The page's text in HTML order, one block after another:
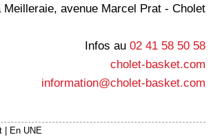
Meilleraie, avenue Marcel Prat - Cholet
Infos au 02 41 58 50 58
cholet-basket.com
information@cholet-basket.com
En UNE